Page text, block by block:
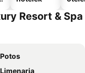
Resort & Spa